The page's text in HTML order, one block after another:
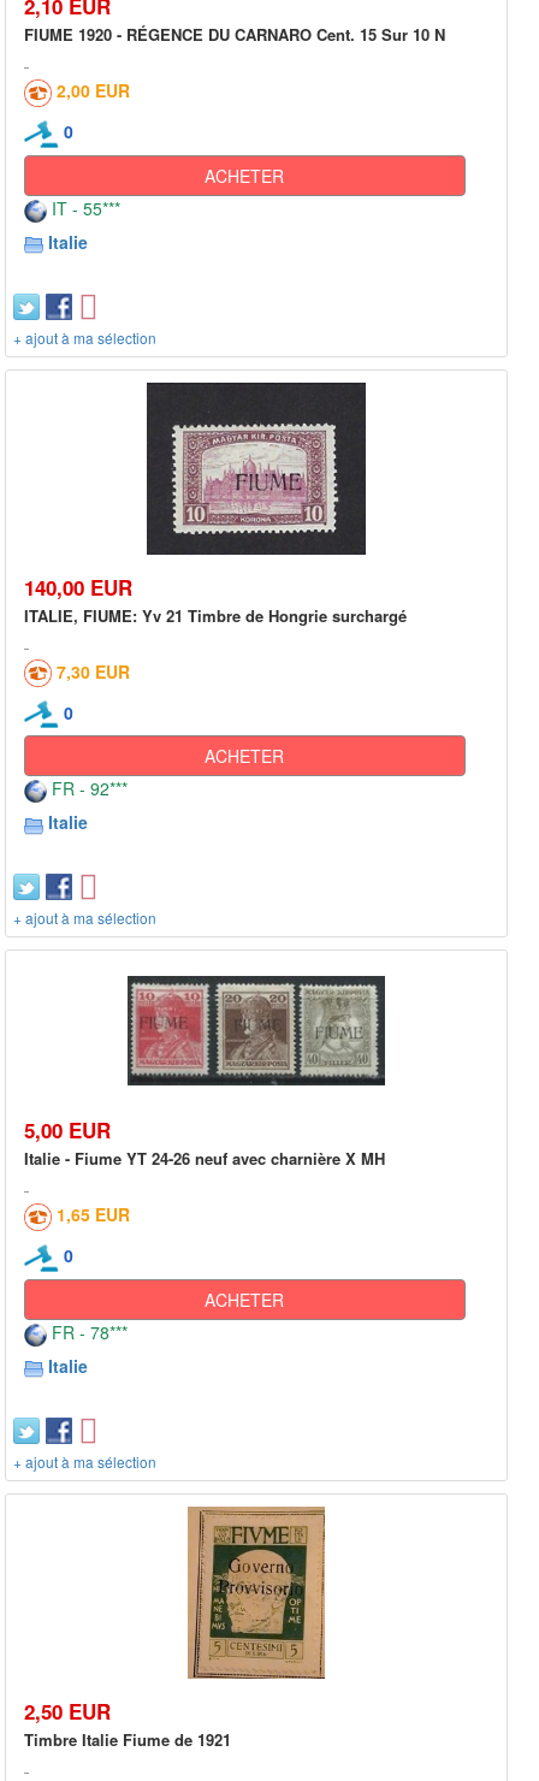
2,10 EUR
FIUME 1920 - RÉGENCE DU CARNARO Cent. 15 Sur 10 N
2,00 EUR
0
ACHETER
IT - 55***
Italie
+ ajout à ma sélection
140,00 EUR
ITALIE, FIUME: Yv 21 Timbre de Hongrie surchargé
7,30 EUR
0
ACHETER
FR - 92***
Italie
+ ajout à ma sélection
5,00 EUR
Italie - Fiume YT 24-26 neuf avec charnière X MH
1,65 EUR
0
ACHETER
FR - 78***
Italie
+ ajout à ma sélection
2,50 EUR
Timbre Italie Fiume de 1921